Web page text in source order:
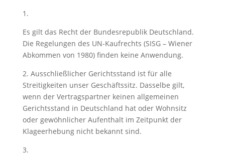
1.
Es gilt das Recht der Bundesrepublik Deutschland.
Die Regelungen des UN-Kaufrechts (SISG – Wiener
Abkommen von 1980) finden keine Anwendung.
2. Ausschließlicher Gerichtsstand ist für alle
Streitigkeiten unser Geschäftssitz. Dasselbe gilt,
wenn der Vertragspartner keinen allgemeinen
Gerichtsstand in Deutschland hat oder Wohnsitz
oder gewöhnlicher Aufenthalt im Zeitpunkt der
Klageerhebung nicht bekannt sind.
3.